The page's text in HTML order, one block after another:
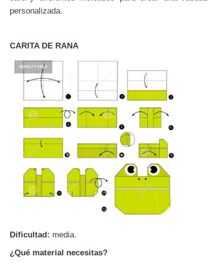
personalizada.
CARITA DE RANA
Dificultad: media.
¿Qué material necesitas?